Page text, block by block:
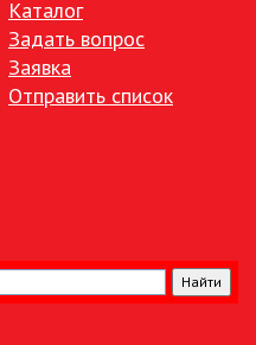
ФОНТАНЫ
ЭЛЕМЕНТЫ ПИТАНИЯ
Каталог
Задать вопрос
Заявка
Отправить список